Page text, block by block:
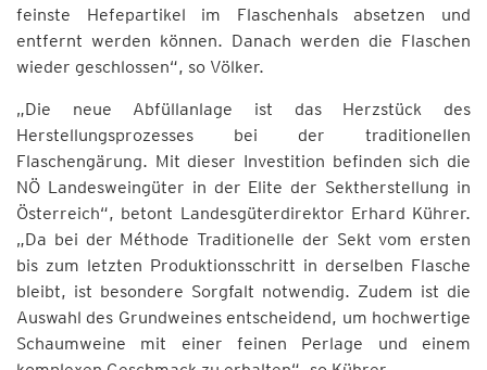
feinste Hefepartikel im Flaschenhals absetzen und
entfernt werden können. Danach werden die Flaschen
wieder geschlossen“, so Völker.
„Die neue Abfüllanlage ist das Herzstück des
Herstellungsprozesses bei der traditionellen
Flaschengärung. Mit dieser Investition befinden sich die
NÖ Landesweingüter in der Elite der Sektherstellung in
Österreich“, betont Landesgüterdirektor Erhard Kührer.
„Da bei der Méthode Traditionelle der Sekt vom ersten
bis zum letzten Produktionsschritt in derselben Flasche
bleibt, ist besondere Sorgfalt notwendig. Zudem ist die
Auswahl des Grundweines entscheidend, um hochwertige
Schaumweine mit einer feinen Perlage und einem